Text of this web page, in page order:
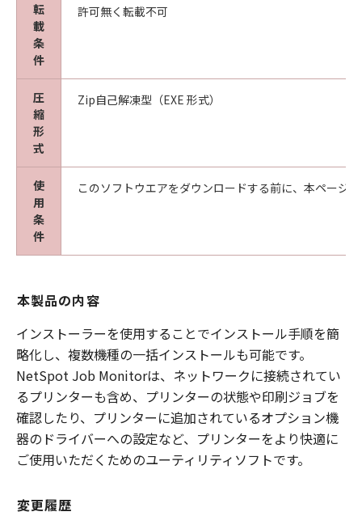
転
載
条
件
許可無く転載不可
圧
縮
形
式
Zip自己解凍型（EXE 形式）
使
用
条
件
このソフトウエアをダウンロードする前に、本ページ
本製品の内容
インストーラーを使用することでインストール手順を簡
略化し、複数機種の一括インストールも可能です。
NetSpot Job Monitorは、ネットワークに接続されてい
るプリンターも含め、プリンターの状態や印刷ジョブを
確認したり、プリンターに追加されているオプション機
器のドライバーへの設定など、プリンターをより快適に
ご使用いただくためのユーティリティソフトです。
変更履歴